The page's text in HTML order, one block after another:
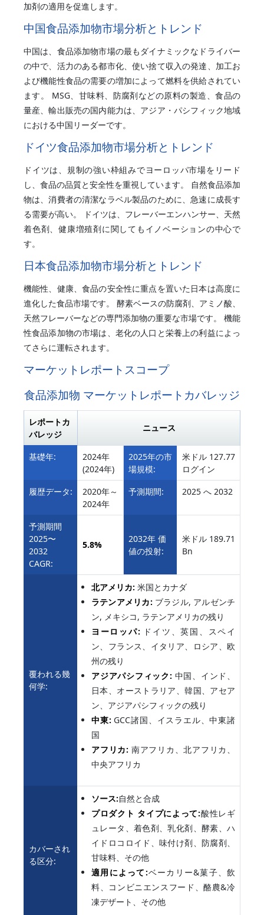
加剤の適用を促進します。
中国食品添加物市場分析とトレンド
中国は、食品添加物市場の最もダイナミックなドライバー
の中で、活力のある都市化、使い捨て収入の発達、加工お
よび機能性食品の需要の増加によって燃料を供給されてい
ます。 MSG、甘味料、防腐剤などの原料の製造、食品の
量産、輸出販売の国内能力は、アジア・パシフィック地域
における中国リーダーです。
ドイツ食品添加物市場分析とトレンド
ドイツは、規制の強い枠組みでヨーロッパ市場をリード
し、食品の品質と安全性を重視しています。 自然食品添加
物は、消費者の清潔なラベル製品のために、急速に成長す
る需要が高い。 ドイツは、フレーバーエンハンサー、天然
着色剤、健康増殖剤に関してもイノベーションの中心で
す。
日本食品添加物市場分析とトレンド
機能性、健康、食品の安全性に重点を置いた日本は高度に
進化した食品市場です。 酵素ベースの防腐剤、アミノ酸、
天然フレーバーなどの専門添加物の重要な市場です。 機能
性食品添加物の市場は、老化の人口と栄養上の利益によっ
てさらに運転されます。
マーケットレポートスコープ
食品添加物 マーケットレポートカバレッジ
レポートカ
バレッジ
ニュース
基礎年:
2024年
(2024年)
2025年の市
場規模:
米ドル 127.77
ログイン
履歴データ:
2020年～
2024年
予測期間: 2025 へ 2032
予測期間
2025〜
2032
CAGR:
5.8%
2032年 価
値の投射:
米ドル 189.71
Bn
覆われる幾
何学:
北アメリカ: 米国とカナダ
ラテンアメリカ: ブラジル, アルゼンチ
ン, メキシコ, ラテンアメリカの残り
ヨーロッパ: ドイツ、英国、スペイ
ン、フランス、イタリア、ロシア、欧
州の残り
アジアパシフィック: 中国、インド、
日本、オーストラリア、韓国、アセア
ン、アジアパシフィックの残り
中東: GCC諸国、イスラエル、中東諸
国
アフリカ: 南アフリカ、北アフリカ、
中央アフリカ
カバーされ
る区分:
ソース:自然と合成
プロダクト タイプによって:酸性レギ
ュレータ、着色剤、乳化剤、酵素、ハ
イドロコロイド、味付け剤、防腐剤、
甘味料、その他
適用によって:ベーカリー&菓子、飲
料、コンビニエンスフード、酪農&冷
凍デザート、その他